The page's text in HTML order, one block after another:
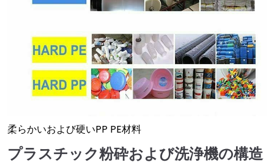
柔らかいおよび硬いPP PE材料
プラスチック粉砕および洗浄機の構造